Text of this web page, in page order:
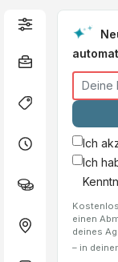
Ich
Ich
einen
deines
– in